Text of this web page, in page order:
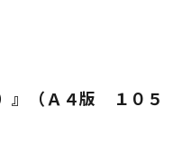
』（Ａ４版 １０５